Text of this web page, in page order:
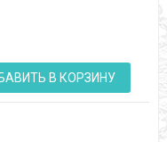
В КОРЗИНУ